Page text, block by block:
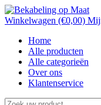
Winkelwagen (€0,00)
Home
Alle producten
Alle categorieën
Over ons
Klantenservice